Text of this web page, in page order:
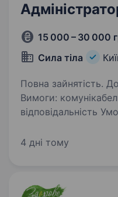
15 000 – 30 000
Сила тіла
Повна зайнятість.
Вимоги:
відповідальність
з клієнтами,
4 дні тому